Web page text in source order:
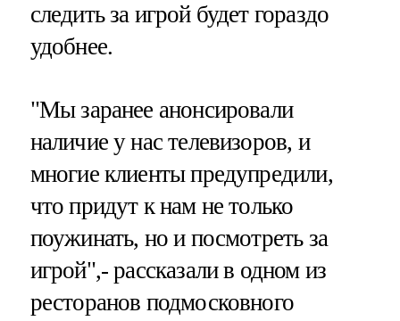
следить за игрой будет гораздо
удобнее.
"Мы заранее анонсировали
наличие у нас телевизоров, и
многие клиенты предупредили,
что придут к нам не только
поужинать, но и посмотреть за
игрой",- рассказали в одном из
ресторанов подмосковного